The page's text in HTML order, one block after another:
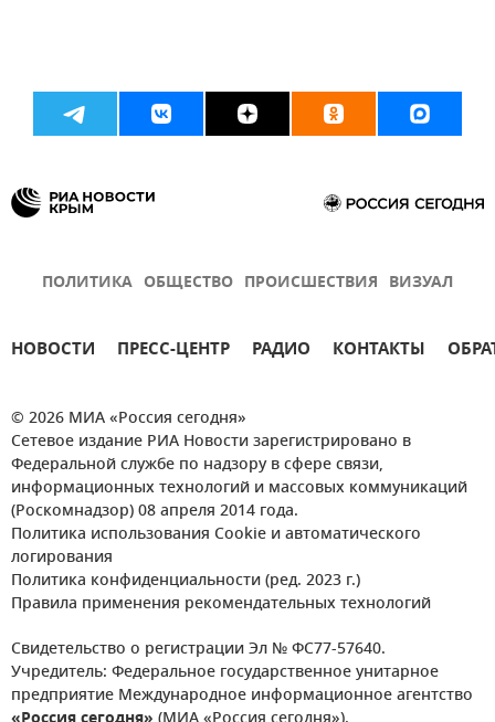
ПОЛИТИКА ОБЩЕСТВО ПРОИСШЕСТВИЯ ВИЗУАЛ
НОВОСТИ ПРЕСС-ЦЕНТР РАДИО КОНТАКТЫ
© 2026 МИА «Россия сегодня»
Сетевое издание РИА Новости зарегистрировано в
Федеральной службе по надзору в сфере связи,
информационных технологий и массовых коммуникаций
(Роскомнадзор) 08 апреля 2014 года.
Политика использования Cookie и автоматического
логирования
Политика конфиденциальности (ред. 2023 г.)
Правила применения рекомендательных технологий
Свидетельство о регистрации Эл № ФС77-57640.
Учредитель: Федеральное государственное унитарное
предприятие Международное информационное агентство